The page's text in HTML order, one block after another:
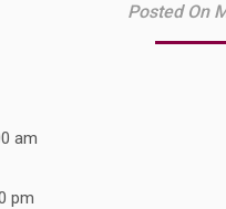
Posted On
am
pm